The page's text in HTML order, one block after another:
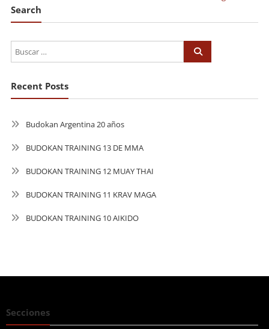
Search
Recent Posts
Budokan Argentina 20 años
BUDOKAN TRAINING 13 DE MMA
BUDOKAN TRAINING 12 MUAY THAI
BUDOKAN TRAINING 11 KRAV MAGA
BUDOKAN TRAINING 10 AIKIDO
Secciones